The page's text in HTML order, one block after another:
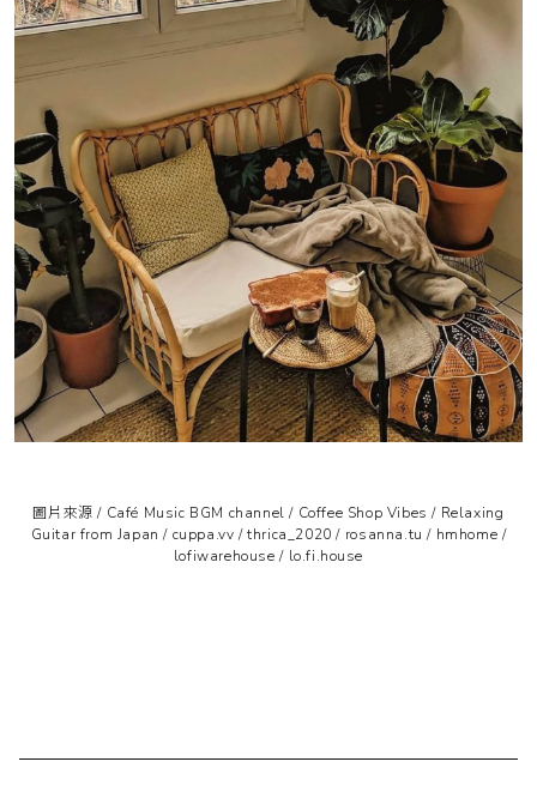
圖片來源 / Café Music BGM channel / Coffee Shop Vibes / Relaxing
Guitar from Japan / cuppa.vv /thrica_2020 / rosanna.tu / hmhome /
lofiwarehouse / lo.fi.house